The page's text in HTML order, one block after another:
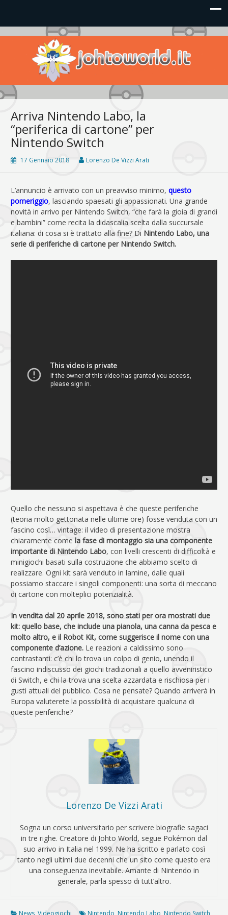
Johto World
Le novità più frizzanti dall'universo Pokémon e Nintendo
Arriva Nintendo Labo, la
“periferica di cartone” per
Nintendo Switch
17 Gennaio 2018 Lorenzo De Vizzi Arati
L’annuncio è arrivato con un preavviso minimo, questo
pomeriggio, lasciando spaesati gli appassionati. Una grande
novità in arrivo per Nintendo Switch, “che farà la gioia di grandi
e bambini” come recita la didascalia scelta dalla succursale
italiana: di cosa si è trattato alla fine? Di Nintendo Labo, una
serie di periferiche di cartone per Nintendo Switch.
Quello che nessuno si aspettava è che queste periferiche
(teoria molto gettonata nelle ultime ore) fosse venduta con un
fascino così… vintage: il video di presentazione mostra
chiaramente come la fase di montaggio sia una componente
importante di Nintendo Labo, con livelli crescenti di difficoltà e
minigiochi basati sulla costruzione che abbiamo scelto di
realizzare. Ogni kit sarà venduto in lamine, dalle quali
possiamo staccare i singoli componenti: una sorta di meccano
di cartone con molteplici potenzialità.
In vendita dal 20 aprile 2018, sono stati per ora mostrati due
kit: quello base, che include una pianola, una canna da pesca e
molto altro, e il Robot Kit, come suggerisce il nome con una
componente d’azione. Le reazioni a caldissimo sono
contrastanti: c’è chi lo trova un colpo di genio, unendo il
fascino indiscusso dei giochi tradizionali a quello avveniristico
di Switch, e chi la trova una scelta azzardata e rischiosa per i
gusti attuali del pubblico. Cosa ne pensate? Quando arriverà in
Europa valuterete la possibilità di acquistare qualcuna di
queste periferiche?
Lorenzo De Vizzi Arati
Sogna un corso universitario per scrivere biografie sagaci
in tre righe. Creatore di Johto World, segue Pokémon dal
suo arrivo in Italia nel 1999. Ne ha scritto e parlato così
tanto negli ultimi due decenni che un sito come questo era
una conseguenza inevitabile. Amante di Nintendo in
generale, parla spesso di tutt’altro.